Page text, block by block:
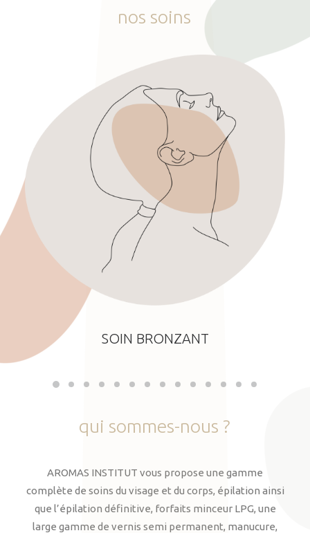
nos soins
SOIN BRONZANT
qui sommes-nous ?
AROMAS INSTITUT vous propose une gamme
complète de soins du visage et du corps, épilation ainsi
que l’épilation définitive, forfaits minceur LPG, une
large gamme de vernis semi permanent, manucure,